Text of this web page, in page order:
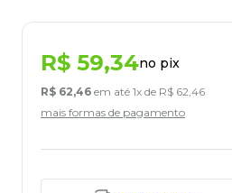
R$ 59,34no pix
R$ 62,46 em até 1x de R$ 62,46
mais formas de pagamento